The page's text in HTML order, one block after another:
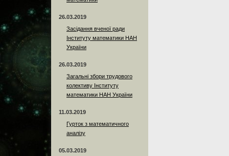
26.03.2019
Засідання вченої ради
Інституту математики НАН
України
26.03.2019
Загальні збори трудового
колективу Інституту
математики НАН України
11.03.2019
Гурток з математичного
аналізу
05.03.2019